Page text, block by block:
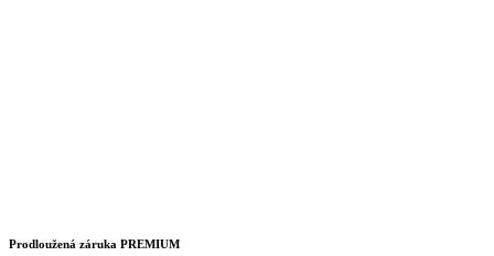
Prodloužená záruka PREMIUM